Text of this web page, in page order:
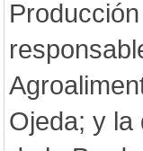
Ojeda; y la